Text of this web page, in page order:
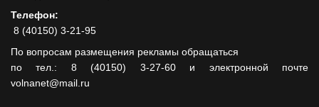
Телефон:
8 (40150) 3-21-95
По вопросам размещения рекламы обращаться
по тел.: 8 (40150) 3-27-60 и электронной почте
volnanet@mail.ru